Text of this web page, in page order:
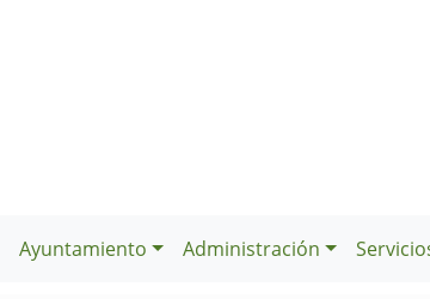
Ayuntamiento Administración